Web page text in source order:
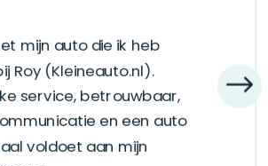
mijn auto die ik heb
Roy (Kleineauto.nl).
service, betrouwbaar,
en een auto
voldoet aan mijn